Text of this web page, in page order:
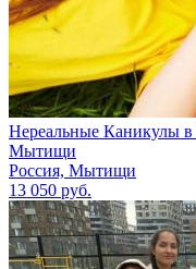
Нереальные Каникулы в
Мытищи
Россия, Мытищи
13 050 руб.